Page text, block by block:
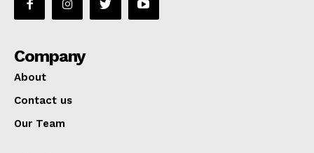
Company
About
Contact us
Our Team